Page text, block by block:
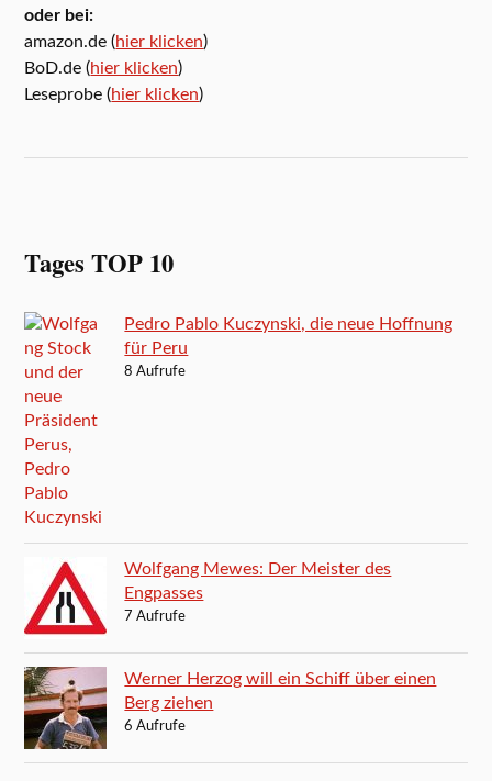
oder bei:
amazon.de (hier klicken)
BoD.de (hier klicken)
Leseprobe (hier klicken)
Tages TOP 10
Pedro Pablo Kuczynski, die neue Hoffnung
für Peru
8 Aufrufe
Wolfgang Mewes: Der Meister des
Engpasses
7 Aufrufe
Werner Herzog will ein Schiff über einen
Berg ziehen
6 Aufrufe